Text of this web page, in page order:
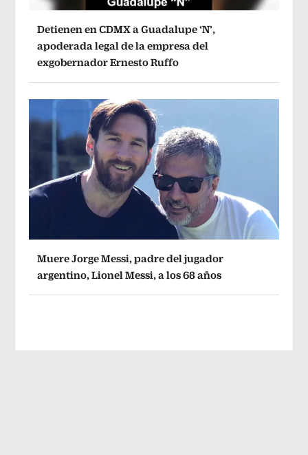
Detienen en CDMX a Guadalupe ‘N’,
apoderada legal de la empresa del
exgobernador Ernesto Ruffo
Muere Jorge Messi, padre del jugador
argentino, Lionel Messi, a los 68 años